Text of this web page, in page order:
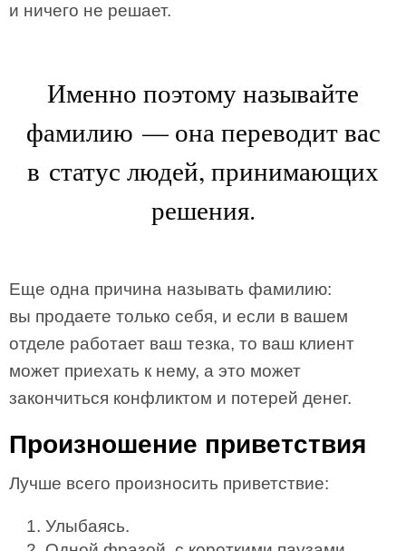
и ничего не решает.
Именно поэтому называйте
фамилию — она переводит вас
в статус людей, принимающих
решения.
Еще одна причина называть фамилию:
вы продаете только себя, и если в вашем
отделе работает ваш тезка, то ваш клиент
может приехать к нему, а это может
закончиться конфликтом и потерей денег.
Произношение приветствия
Лучше всего произносить приветствие:
Улыбаясь.